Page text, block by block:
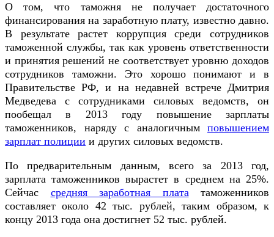
О том, что таможня не получает достаточного
финансирования на заработную плату, известно давно.
В результате растет коррупция среди сотрудников
таможенной службы, так как уровень ответственности
и принятия решений не соответствует уровню доходов
сотрудников таможни. Это хорошо понимают и в
Правительстве РФ, и на недавней встрече Дмитрия
Медведева с сотрудниками силовых ведомств, он
пообещал в 2013 году повышение зарплаты
таможенников, наряду с аналогичным повышением
зарплат полиции и других силовых ведомств.
По предварительным данным, всего за 2013 год,
зарплата таможенников вырастет в среднем на 25%.
Сейчас средняя заработная плататаможенников
составляет около 42 тыс. рублей, таким образом, к
концу 2013 года она достигнет 52 тыс. рублей.